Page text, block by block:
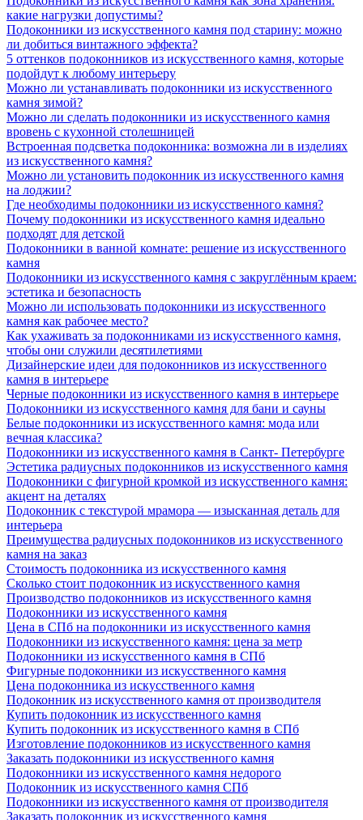
какие нагрузки допустимы?
Подоконники из искусственного камня под старину: можно
ли добиться винтажного эффекта?
5 оттенков подоконников из искусственного камня, которые
подойдут к любому интерьеру
Можно ли устанавливать подоконники из искусственного
камня зимой?
Можно ли сделать подоконники из искусственного камня
вровень с кухонной столешницей
Встроенная подсветка подоконника: возможна ли в изделиях
из искусственного камня?
Можно ли установить подоконник из искусственного камня
на лоджии?
Где необходимы подоконники из искусственного камня?
Почему подоконники из искусственного камня идеально
подходят для детской
Подоконники в ванной комнате: решение из искусственного
камня
Подоконники из искусственного камня с закруглённым краем:
эстетика и безопасность
Можно ли использовать подоконники из искусственного
камня как рабочее место?
Как ухаживать за подоконниками из искусственного камня,
чтобы они служили десятилетиями
Дизайнерские идеи для подоконников из искусственного
камня в интерьере
Черные подоконники из искусственного камня в интерьере
Подоконники из искусственного камня для бани и сауны
Белые подоконники из искусственного камня: мода или
вечная классика?
Подоконники из искусственного камня в Санкт- Петербурге
Эстетика радиусных подоконников из искусственного камня
Подоконники с фигурной кромкой из искусственного камня:
акцент на деталях
Подоконник с текстурой мрамора — изысканная деталь для
интерьера
Преимущества радиусных подоконников из искусственного
камня на заказ
Стоимость подоконника из искусственного камня
Сколько стоит подоконник из искусственного камня
Производство подоконников из искусственного камня
Подоконники из искусственного камня
Цена в СПб на подоконники из искусственного камня
Подоконники из искусственного камня: цена за метр
Подоконники из искусственного камня в СПб
Фигурные подоконники из искусственного камня
Цена подоконника из искусственного камня
Подоконник из искусственного камня от производителя
Купить подоконник из искусственного камня
Купить подоконник из искусственного камня в СПб
Изготовление подоконников из искусственного камня
Заказать подоконники из искусственного камня
Подоконники из искусственного камня недорого
Подоконник из искусственного камня СПб
Подоконники из искусственного камня от производителя
Заказать подоконник из искусственного камня